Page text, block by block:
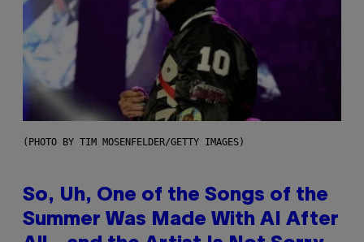
(PHOTO BY TIM MOSENFELDER/GETTY IMAGES)
So, Uh, One of the Songs of the
Summer Was Made With AI After